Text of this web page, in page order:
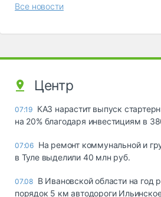
Все новости
Центр
07:19 КАЗ нарастит выпуск
на 20% благодаря инвестициям в
07:06 На ремонт коммунальной и
в Туле выделили 40 млн руб.
07.08 В Ивановской области на год
порядок 5 км автодороги